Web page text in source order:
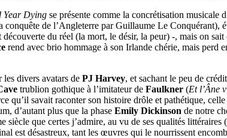
Year Dying se présente comme la concrétisation musicale
de l’Angleterre par Guillaume Le Conquérant),
du réel (la mort, le désir, la peur) -, mais on
rend avec brio hommage à son Irlande chérie, mais perd
divers avatars de PJ Harvey, et sachant le peu de
trublion gothique à l’imitateur de Faulkner (Et l’Âne
qu’il savait raconter son histoire drôle et pathétique,
d’autant plus que la phase Emily Dickinson de notre
siècle que certes j’admire, au vu de ses qualités littéraires
est désastreux, tant les œuvres qui le nourrissent